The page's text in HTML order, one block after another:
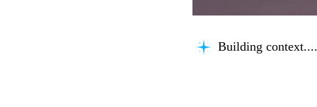
Building context...